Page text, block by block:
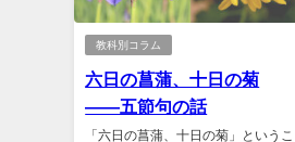
教科別コラム
六日の菖蒲、十日の菊
――五節句の話
「六日の菖蒲、十日の菊」というこ